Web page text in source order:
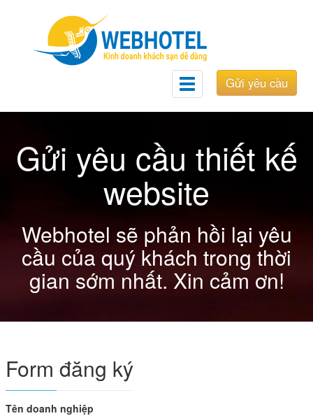
Gửi yêu cầu
Toggle
navigation
Gửi yêu cầu thiết kế
website
Webhotel sẽ phản hồi lại yêu
cầu của quý khách trong thời
gian sớm nhất. Xin cảm ơn!
Form đăng ký
Tên doanh nghiệp